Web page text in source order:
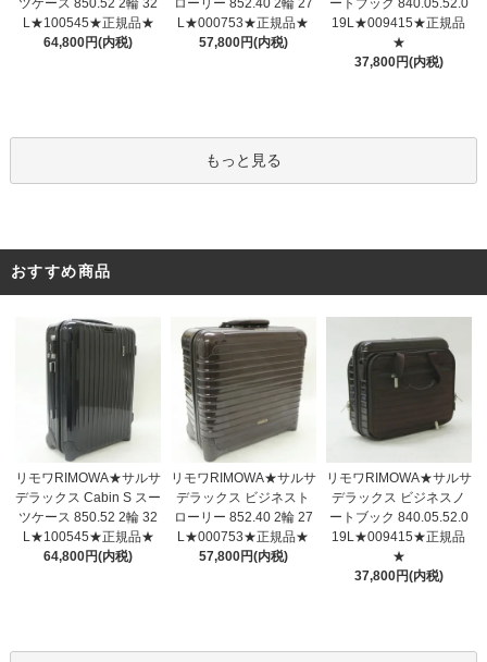
ツケース 850.52 2輪 32
L★100545★正規品★
64,800円(内税)
L★000753★正規品★
57,800円(内税)
ートブック 840.05.52.0
19L★009415★正規品
★
37,800円(内税)
もっと見る
おすすめ商品
リモワRIMOWA★サルサ
デラックス Cabin S スー
ツケース 850.52 2輪 32
L★100545★正規品★
64,800円(内税)
リモワRIMOWA★サルサ
デラックス ビジネスト
ローリー 852.40 2輪 27
L★000753★正規品★
57,800円(内税)
リモワRIMOWA★サルサ
デラックス ビジネスノ
ートブック 840.05.52.0
19L★009415★正規品
★
37,800円(内税)